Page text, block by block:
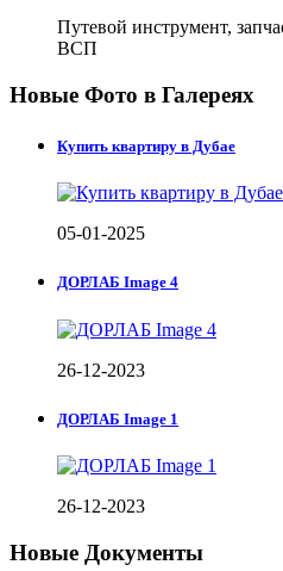
Путевой инструмент,
ВСП
Новые Фото в Галереях
Купить квартиру в Дубае
05-01-2025
ДОРЛАБ Image 4
26-12-2023
ДОРЛАБ Image 1
26-12-2023
Новые Документы